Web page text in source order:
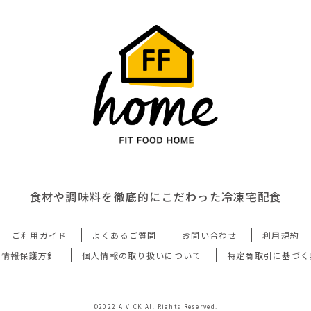
食材や調味料を徹底的にこだわった冷凍宅配食
ご利用ガイド よくあるご質問 お問い合わせ
利用規約
報保護方針
個人情報の取り扱いについて 特定商取引に基づ
©2022 AIVICK All Rights Reserved.